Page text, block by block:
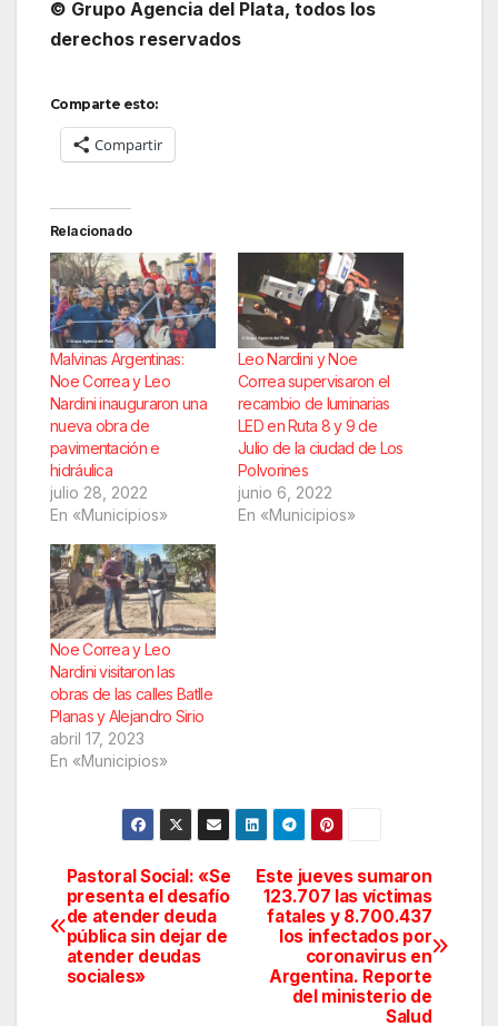
© Grupo Agencia del Plata, todos los
derechos reservados
Comparte esto:
Compartir
Relacionado
Malvinas Argentinas:
Noe Correa y Leo
Nardini inauguraron una
nueva obra de
pavimentación e
hidráulica
julio 28, 2022
En «Municipios»
Leo Nardini y Noe
Correa supervisaron el
recambio de luminarias
LED en Ruta 8 y 9 de
Julio de la ciudad de Los
Polvorines
junio 6, 2022
En «Municipios»
Noe Correa y Leo
Nardini visitaron las
obras de las calles Batlle
Planas y Alejandro Sirio
abril 17, 2023
En «Municipios»
Navegación
de
entradas
Este jueves sumaron
123.707 las víctimas
fatales y 8.700.437
los infectados por
coronavirus en
Argentina. Reporte
del ministerio de
Salud
Pastoral Social: «Se
presenta el desafío
de atender deuda
pública sin dejar de
atender deudas
sociales»